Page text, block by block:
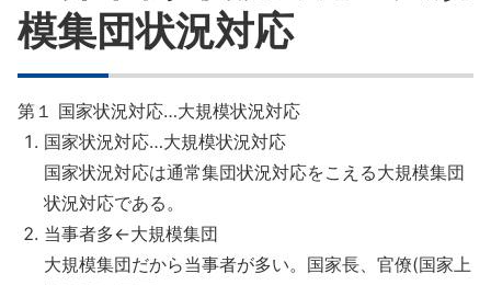
9章
10章
11章
模集団状況対応
第１ 国家状況対応…大規模状況対応
国家状況対応…大規模状況対応
国家状況対応は通常集団状況対応をこえる大規模集団
状況対応である。
当事者多←大規模集団
大規模集団だから当事者が多い。国家長、官僚(国家上